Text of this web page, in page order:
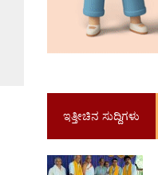
ಇತ್ತೀಚಿನ ಸುದ್ದಿಗಳು